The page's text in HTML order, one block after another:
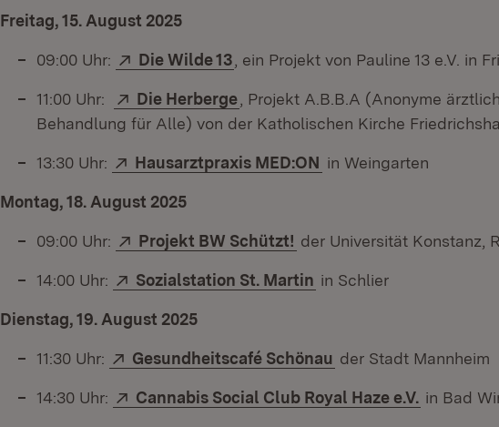
Freitag, 15. August 2025
09:00 Uhr: Extern:
Die Wilde 13 (Öffnet in neuem Fenster)
, ein Projekt von Pauline 13 e.V. in
11:00 Uhr: Extern:
Die Herberge (Öffnet in neuem Fenster)
, Projekt A.B.B.A (Anonyme
Behandlung für Alle) von der Katholischen Kirche
13:30 Uhr: Extern:
Hausarztpraxis MED:ON (Öffnet in neuem
in Weingarten
Montag, 18. August 2025
09:00 Uhr: Extern:
Projekt BW Schützt! (Öffnet in neuem Fenster)
der Universität Konstanz,
14:00 Uhr: Extern:
Sozialstation St. Martin (Öffnet in neuem
in Schlier
Dienstag, 19. August 2025
11:30 Uhr: Extern:
Gesundheitscafé Schönau (Öffnet in neuem
der Stadt Mannheim
14:30 Uhr: Extern:
Cannabis Social Club Royal Haze e.V. (Öffnet in
in Bad